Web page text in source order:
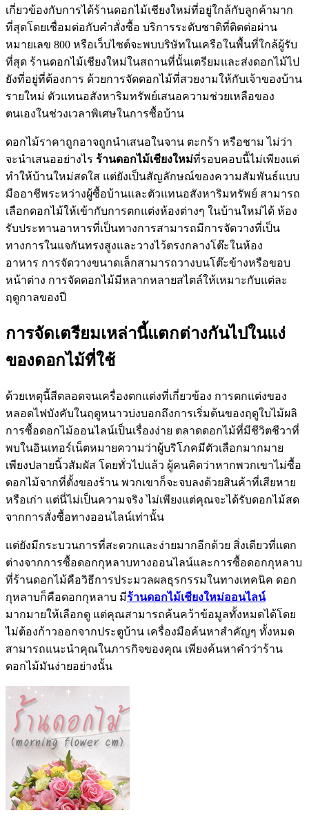
เกี่ยวข้องกับการได้ร้านดอกไม้เชียงใหม่ที่อยู่ใกล้กับลูกค้ามาก
ที่สุดโดยเชื่อมต่อกับคำสั่งซื้อ บริการระดับชาติที่ติดต่อผ่าน
หมายเลข 800 หรือเว็บไซต์จะพบบริษัทในเครือในพื้นที่ใกล้ผู้รับ
ที่สุด ร้านดอกไม้เชียงใหม่ในสถานที่นั้นเตรียมและส่งดอกไม้ไป
ยังที่อยู่ที่ต้องการ ด้วยการจัดดอกไม้ที่สวยงามให้กับเจ้าของบ้าน
รายใหม่ ตัวแทนอสังหาริมทรัพย์เสนอความช่วยเหลือของ
ตนเองในช่วงเวลาพิเศษในการซื้อบ้าน
ดอกไม้ราคาถูกอาจถูกนำเสนอในจาน ตะกร้า หรือชาม ไม่ว่า
จะนำเสนออย่างไร ร้านดอกไม้เชียงใหม่ที่รอบคอบนี้ไม่เพียงแต่
ทำให้บ้านใหม่สดใส แต่ยังเป็นสัญลักษณ์ของความสัมพันธ์แบบ
มืออาชีพระหว่างผู้ซื้อบ้านและตัวแทนอสังหาริมทรัพย์ สามารถ
เลือกดอกไม้ให้เข้ากับการตกแต่งห้องต่างๆ ในบ้านใหม่ได้ ห้อง
รับประทานอาหารที่เป็นทางการสามารถมีการจัดวางที่เป็น
ทางการในแจกันทรงสูงและวางไว้ตรงกลางโต๊ะในห้อง
อาหาร การจัดวางขนาดเล็กสามารถวางบนโต๊ะข้างหรือขอบ
หน้าต่าง การจัดดอกไม้มีหลากหลายสไตล์ให้เหมาะกับแต่ละ
ฤดูกาลของปี
การจัดเตรียมเหล่านี้แตกต่างกันไปในแง่
ของดอกไม้ที่ใช้
ด้วยเหตุนี้สีตลอดจนเครื่องตกแต่งที่เกี่ยวข้อง การตกแต่งของ
หลอดไฟบังคับในฤดูหนาวบ่งบอกถึงการเริ่มต้นของฤดูใบไม้ผลิ
การซื้อดอกไม้ออนไลน์เป็นเรื่องง่าย ตลาดดอกไม้ที่มีชีวิตชีวาที่
พบในอินเทอร์เน็ตหมายความว่าผู้บริโภคมีตัวเลือกมากมาย
เพียงปลายนิ้วสัมผัส โดยทั่วไปแล้ว ผู้คนคิดว่าหากพวกเขาไม่ซื้อ
ดอกไม้จากที่ตั้งของร้าน พวกเขาก็จะจบลงด้วยสินค้าที่เสียหาย
หรือเก่า แต่นี่ไม่เป็นความจริง ไม่เพียงแต่คุณจะได้รับดอกไม้สด
จากการสั่งซื้อทางออนไลน์เท่านั้น
แต่ยังมีกระบวนการที่สะดวกและง่ายมากอีกด้วย สิ่งเดียวที่แตก
ต่างจากการซื้อดอกกุหลาบทางออนไลน์และการซื้อดอกกุหลาบ
ที่ร้านดอกไม้คือวิธีการประมวลผลธุรกรรมในทางเทคนิค ดอก
กุหลาบก็คือดอกกุหลาบ มีร้านดอกไม้เชียงใหม่ออนไลน์
มากมายให้เลือกดู แต่คุณสามารถค้นคว้าข้อมูลทั้งหมดได้โดย
ไม่ต้องก้าวออกจากประตูบ้าน เครื่องมือค้นหาสำคัญๆ ทั้งหมด
สามารถแนะนำคุณในภารกิจของคุณ เพียงค้นหาคำว่าร้าน
ดอกไม้มันง่ายอย่างนั้น